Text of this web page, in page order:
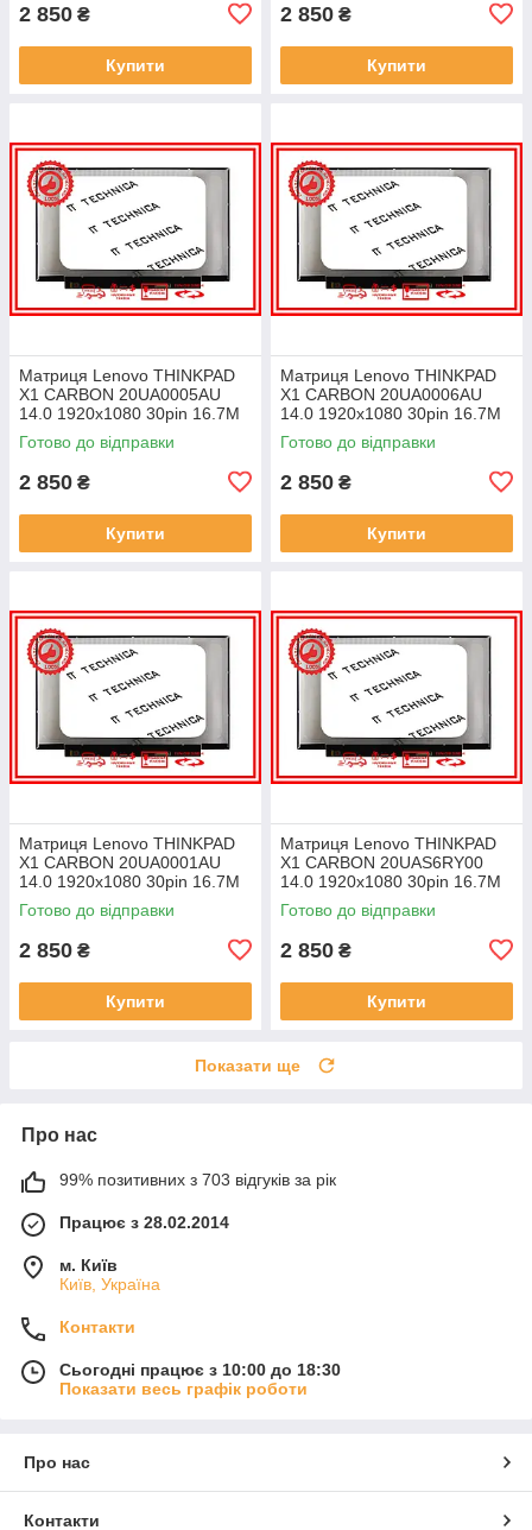
2 850 ₴
Купити
2 850 ₴
Купити
Матриця Lenovo THINKPAD
X1 CARBON 20UA0005AU
14.0 1920x1080 30pin 16.7M
45% NTSC 300 cd/m² для
ноутбука
Готово до відправки
2 850 ₴
Купити
Матриця Lenovo THINKPAD
X1 CARBON 20UA0006AU
14.0 1920x1080 30pin 16.7M
45% NTSC 300 cd/m² для
ноутбука
Готово до відправки
2 850 ₴
Купити
Матриця Lenovo THINKPAD
X1 CARBON 20UA0001AU
14.0 1920x1080 30pin 16.7M
45% NTSC 300 cd/m² для
ноутбука
Готово до відправки
2 850 ₴
Купити
Матриця Lenovo THINKPAD
X1 CARBON 20UAS6RY00
14.0 1920x1080 30pin 16.7M
45% NTSC 300 cd/m² для
ноутбука
Готово до відправки
2 850 ₴
Купити
Показати ще
Про нас
99% позитивних з 703 відгуків за рік
Працює з 28.02.2014
м. Київ
Київ, Україна
Контакти
Сьогодні працює з 10:00 до 18:30
Показати весь графік роботи
Про нас
Контакти